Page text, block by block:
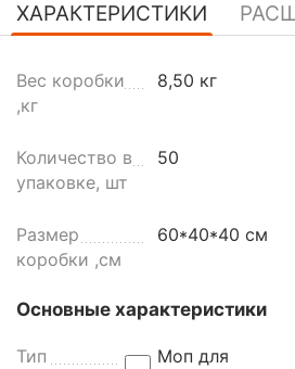
ХАРАКТЕРИСТИКИ
Вес коробки
,кг
8,50 кг
Количество в
упаковке, шт
50
Размер
коробки ,см
60*40*40 см
Основные характеристики
Тип
Моп для